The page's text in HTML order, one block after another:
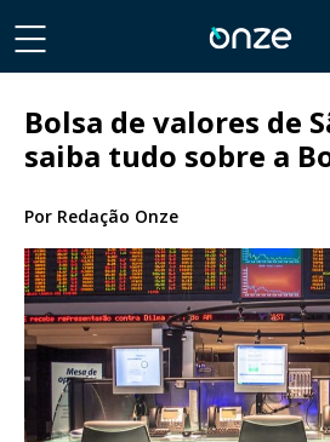
Bolsa de valores de
saiba tudo sobre a
Por Redação Onze